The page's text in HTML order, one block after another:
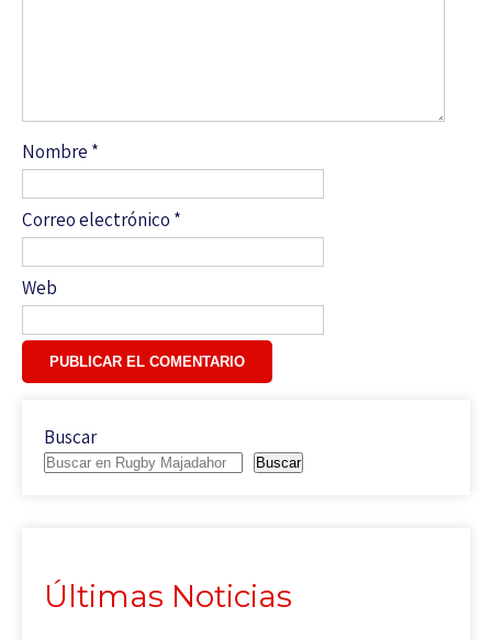
Nombre *
Correo electrónico *
Web
Buscar
Buscar
Últimas Noticias